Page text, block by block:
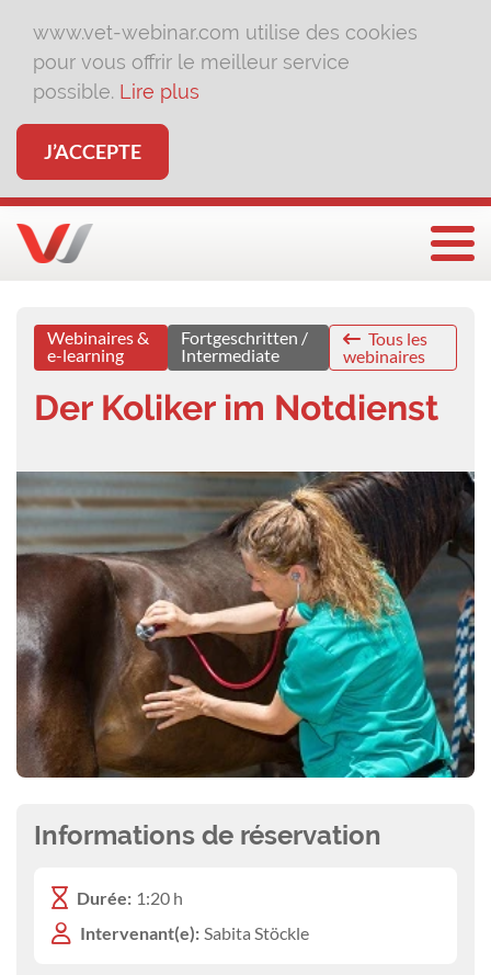
www.vet-webinar.com utilise des cookies
pour vous offrir le meilleur service
possible. Lire plus
J’ACCEPTE
Webinaires &
e-learning
Fortgeschritten /
Intermediate
Tous les
webinaires
Der Koliker im Notdienst
Informations de réservation
Durée: 1:20 h
Intervenant(e): Sabita Stöckle